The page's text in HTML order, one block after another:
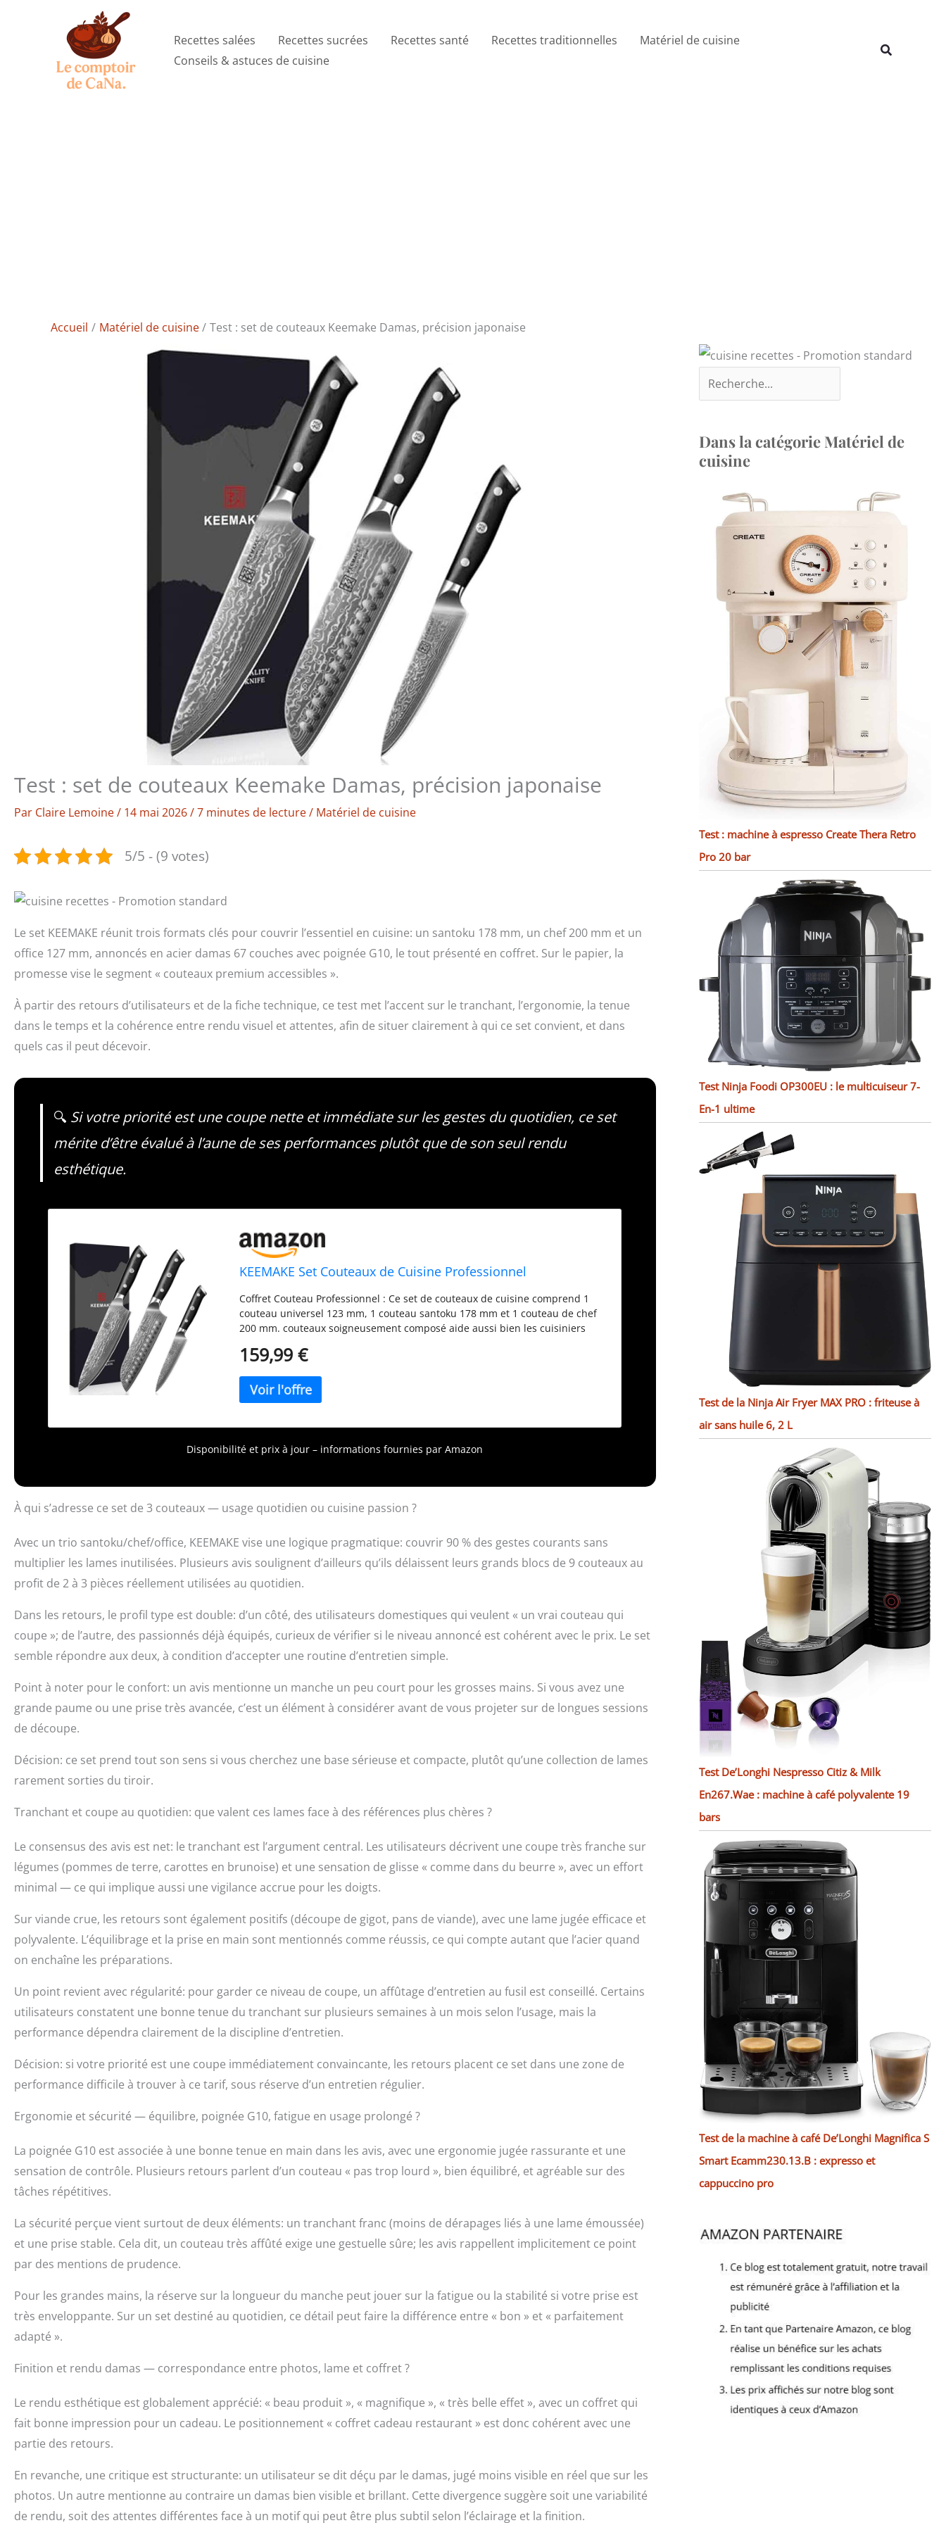
Recettes salées Recettes sucrées Recettes santé Recettes traditionnelles
Matériel de cuisine
Conseils & astuces de cuisine
Rechercher
Accueil Matériel de cuisine Test : set de couteaux Keemake Damas, précision japonaise
Test : set de couteaux Keemake Damas, précision japonaise
Par Claire Lemoine/ 14 mai 2026/7 minutes de lecture/ Matériel de cuisine
5/5 - (9 votes)
Le set KEEMAKE réunit trois formats clés pour couvrir l’essentiel en cuisine: un santoku 178 mm, un chef 200 mm et un
office 127 mm, annoncés en acier damas 67 couches avec poignée G10, le tout présenté en coffret. Sur le papier, la
promesse vise le segment « couteaux premium accessibles ».
À partir des retours d’utilisateurs et de la fiche technique, ce test met l’accent sur le tranchant, l’ergonomie, la tenue
dans le temps et la cohérence entre rendu visuel et attentes, afin de situer clairement à qui ce set convient, et dans
quels cas il peut décevoir.
🔍 Si votre priorité est une coupe nette et immédiate sur les gestes du quotidien, ce set
mérite d’être évalué à l’aune de ses performances plutôt que de son seul rendu
esthétique.
KEEMAKE Set Couteaux de Cuisine Professionnel
Coffret Couteau Professionnel : Ce set de couteaux de cuisine comprend 1
couteau universel 123 mm, 1 couteau santoku 178 mm et 1 couteau de chef
200 mm. couteaux soigneusement composé aide aussi bien les cuisiniers
cuisine. Idéal pour couper de la viande, des légumes et des fruits. Acier
de 3 couteaux damas se distingue par son tranchant et sa durabilité
exceptionnels. Avec un noyau de coupe en VG10, la lame atteint un degré de
durables et de résister à la rouille et aux taches. Lame Bien Aiguisée : Ce
couteau damas avec un tranchant de 15 degrés à double face, l'angle de
longtemps. La lame tranchante offre d'excellentes performances pour couper,
trancher et hacher. Poignée Ergonomique : La poignée des couteaux de
poignée en fibre de verre de haute qualité offrent un confort et une prise en
main sûre à chaque mouvement. Le matériel G10 est résistant à l'eau et
antidérapant. Grâce à leur manche symétrique et à leur double tranchant, les
couteaux cuisine professionnels conviennent aussi bien aux gauchers qu'aux
droitiers. Cadeau Cuisine : L'aspect damassé et élégant des couteaux de
cuisine, combiné à leur précision de coupe, font de chaque préparation d'un
plat un véritable plaisir. Idéal pour couper la viande, les légumes et les fruits
ainsi que pour les tâches quotidiennes. Le set de couteaux damas est bon
choix pour une cuisine ou un restaurant où vous pouvez profiter de la
les passionné(e)s de la cuisine.
159,99 €
Disponibilité et prix à jour – informations fournies par Amazon
À qui s’adresse ce set de 3 couteaux — usage quotidien ou cuisine passion ?
Avec un trio santoku/chef/office, KEEMAKE vise une logique pragmatique: couvrir 90 % des gestes courants sans
multiplier les lames inutilisées. Plusieurs avis soulignent d’ailleurs qu’ils délaissent leurs grands blocs de 9 couteaux au
profit de 2 à 3 pièces réellement utilisées au quotidien.
Dans les retours, le profil type est double: d’un côté, des utilisateurs domestiques qui veulent « un vrai couteau qui
coupe »; de l’autre, des passionnés déjà équipés, curieux de vérifier si le niveau annoncé est cohérent avec le prix. Le set
semble répondre aux deux, à condition d’accepter une routine d’entretien simple.
Point à noter pour le confort: un avis mentionne un manche un peu court pour les grosses mains. Si vous avez une
grande paume ou une prise très avancée, c’est un élément à considérer avant de vous projeter sur de longues sessions
de découpe.
Décision: ce set prend tout son sens si vous cherchez une base sérieuse et compacte, plutôt qu’une collection de lames
rarement sorties du tiroir.
Tranchant et coupe au quotidien: que valent ces lames face à des références plus chères ?
Le consensus des avis est net: le tranchant est l’argument central. Les utilisateurs décrivent une coupe très franche sur
légumes (pommes de terre, carottes en brunoise) et une sensation de glisse « comme dans du beurre », avec un effort
minimal — ce qui implique aussi une vigilance accrue pour les doigts.
Sur viande crue, les retours sont également positifs (découpe de gigot, pans de viande), avec une lame jugée efficace et
polyvalente. L’équilibrage et la prise en main sont mentionnés comme réussis, ce qui compte autant que l’acier quand
on enchaîne les préparations.
Un point revient avec régularité: pour garder ce niveau de coupe, un affûtage d’entretien au fusil est conseillé. Certains
utilisateurs constatent une bonne tenue du tranchant sur plusieurs semaines à un mois selon l’usage, mais la
performance dépendra clairement de la discipline d’entretien.
Décision: si votre priorité est une coupe immédiatement convaincante, les retours placent ce set dans une zone de
performance difficile à trouver à ce tarif, sous réserve d’un entretien régulier.
Ergonomie et sécurité — équilibre, poignée G10, fatigue en usage prolongé ?
La poignée G10 est associée à une bonne tenue en main dans les avis, avec une ergonomie jugée rassurante et une
sensation de contrôle. Plusieurs retours parlent d’un couteau « pas trop lourd », bien équilibré, et agréable sur des
tâches répétitives.
La sécurité perçue vient surtout de deux éléments: un tranchant franc (moins de dérapages liés à une lame émoussée)
et une prise stable. Cela dit, un couteau très affûté exige une gestuelle sûre; les avis rappellent implicitement ce point
par des mentions de prudence.
Pour les grandes mains, la réserve sur la longueur du manche peut jouer sur la fatigue ou la stabilité si votre prise est
très enveloppante. Sur un set destiné au quotidien, ce détail peut faire la différence entre « bon » et « parfaitement
adapté ».
Finition et rendu damas — correspondance entre photos, lame et coffret ?
Le rendu esthétique est globalement apprécié: « beau produit », « magnifique », « très belle effet », avec un coffret qui
fait bonne impression pour un cadeau. Le positionnement « coffret cadeau restaurant » est donc cohérent avec une
partie des retours.
En revanche, une critique est structurante: un utilisateur se dit déçu par le damas, jugé moins visible en réel que sur les
photos. Un autre mentionne au contraire un damas bien visible et brillant. Cette divergence suggère soit une variabilité
de rendu, soit des attentes différentes face à un motif qui peut être plus subtil selon l’éclairage et la finition.
Dans la catégorie Matériel de
cuisine
Test : machine à espresso Create Thera Retro
Pro 20 bar
Test Ninja Foodi OP300EU : le multicuiseur 7-
En-1 ultime
Test de la Ninja Air Fryer MAX PRO : friteuse à
air sans huile 6, 2 L
Test De’Longhi Nespresso Citiz & Milk
En267.Wae : machine à café polyvalente 19
bars
Test de la machine à café De’Longhi Magnifica S
Smart Ecamm230.13.B : expresso et
cappuccino pro